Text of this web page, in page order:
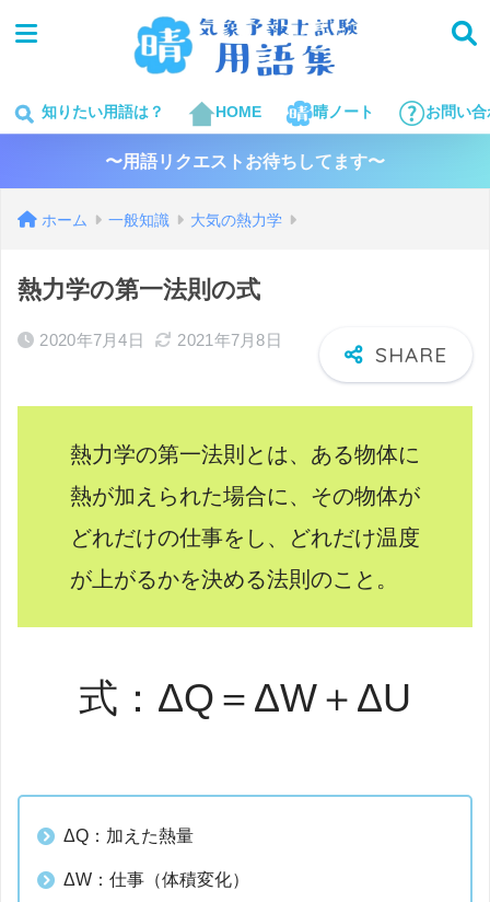
知りたい用語は？ HOME 晴ノート お問い
〜用語リクエストお待ちしてます〜
ホーム 一般知識 大気の熱力学
熱力学の第一法則の式
2020年7月4日 2021年7月8日
熱力学の第一法則とは、ある物体に
熱が加えられた場合に、その物体が
どれだけの仕事をし、どれだけ温度
が上がるかを決める法則のこと。
式：ΔQ＝ΔW＋ΔU
ΔQ：加えた熱量
ΔW：仕事（体積変化）